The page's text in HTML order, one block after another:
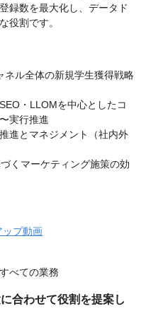
録数を最大化し、データド
役割です。
ネル全体の新規学生獲得戦略
・LLOMを中心としたコ
実行推進
進とマネジメント（社内外
くマーケティング施策の効
ップ動画
べての業務
合わせて役割を提案し